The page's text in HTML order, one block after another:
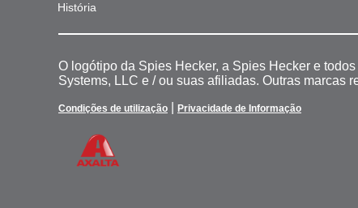
História
O logótipo da Spies Hecker, a Spies Hecker e
Systems, LLC e / ou suas afiliadas. Outras marcas
Condições de utilização Privacidade de Informação